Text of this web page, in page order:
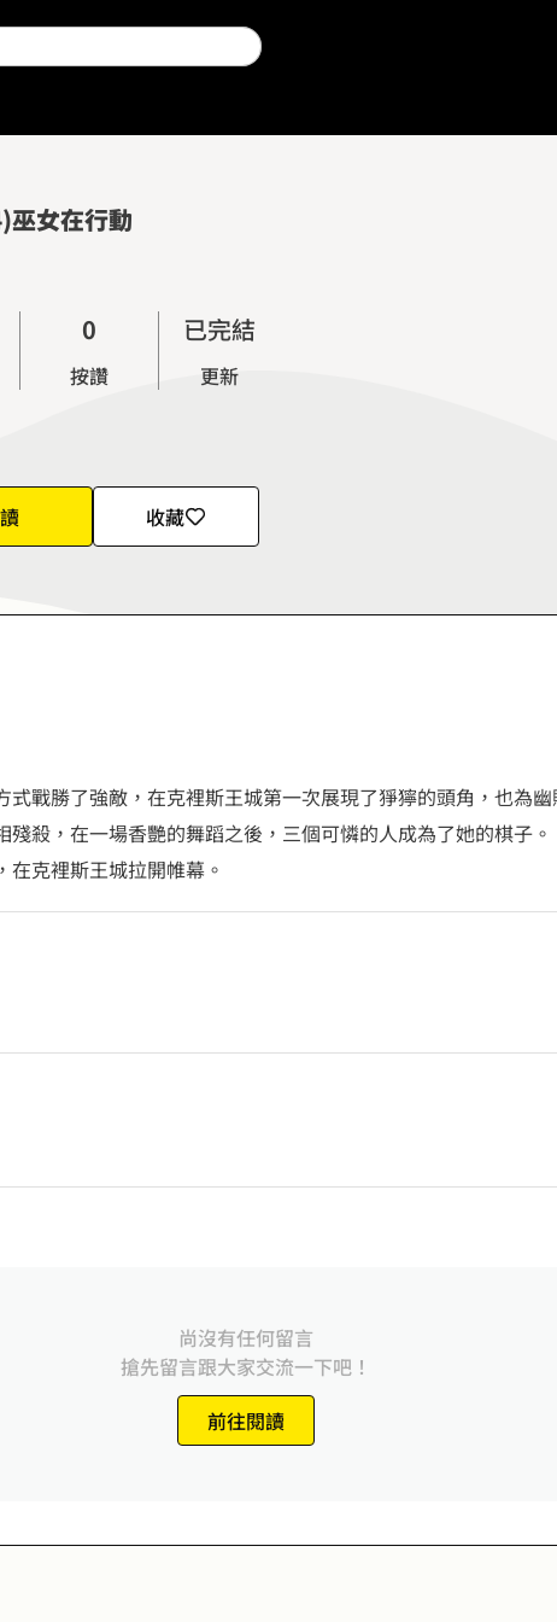
巫女在行動
0
1
6
8
按讚
已完結
更新
收藏
戰勝了強敵，在克裡斯王城第一次展現了猙獰的頭角，也為幽
殺，在一場香艷的舞蹈之後，三個可憐的人成為了她的棋子。
克裡斯王城拉開帷幕。
尚沒有任何留言
搶先留言跟大家交流一下吧！
前往閱讀